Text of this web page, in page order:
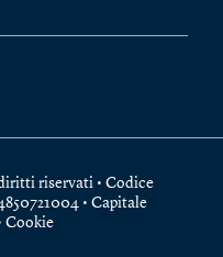
riservati • Codice
• Capitale
Cookie